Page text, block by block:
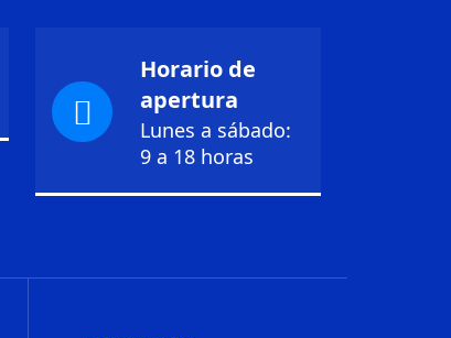
Horario de
apertura
Lunes a sábado:
9 a 18 horas